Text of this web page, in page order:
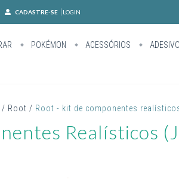
CADASTRE-SE LOGIN
POKÉMON ACESSÓRIOS
/ Root / Root - kit de componentes
Realísticos